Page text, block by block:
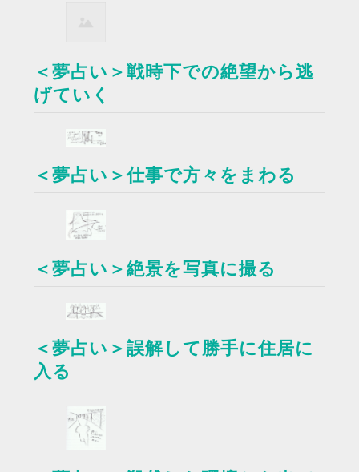
＜夢占い＞戦時下での絶望から逃
げていく
＜夢占い＞仕事で方々をまわる
＜夢占い＞絶景を写真に撮る
＜夢占い＞誤解して勝手に住居に
入る